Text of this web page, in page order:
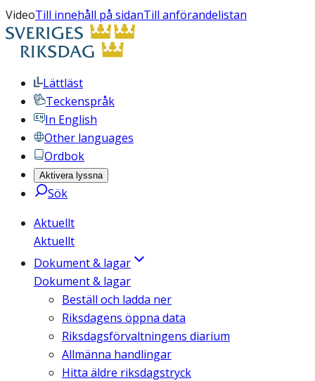
VideoTill innehåll på sidanTill anförandelistan
Lättläst
Teckenspråk
In English
Other languages
Ordbok
Aktivera lyssna
Sök
Aktuellt
Aktuellt
Dokument & lagar
Dokument & lagar
Beställ och ladda ner
Riksdagens öppna data
Riksdagsförvaltningens diarium
Allmänna handlingar
Hitta äldre riksdagstryck